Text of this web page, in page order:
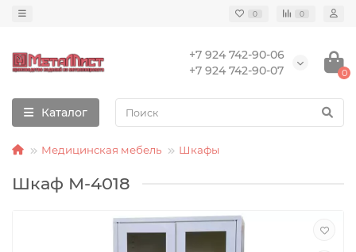
0 0
+7 924 742-90-06
+7 924 742-90-07
0
Каталог
Медицинская мебель Шкафы
Шкаф М-4018